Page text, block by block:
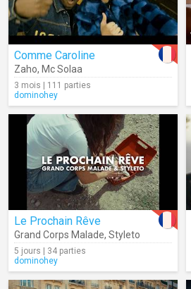
Comme Caroline
Zaho, Mc Solaa
3 mois | 111 parties
dominohey
Le Prochain Rêve
Grand Corps Malade, Styleto
5 jours | 34 parties
dominohey